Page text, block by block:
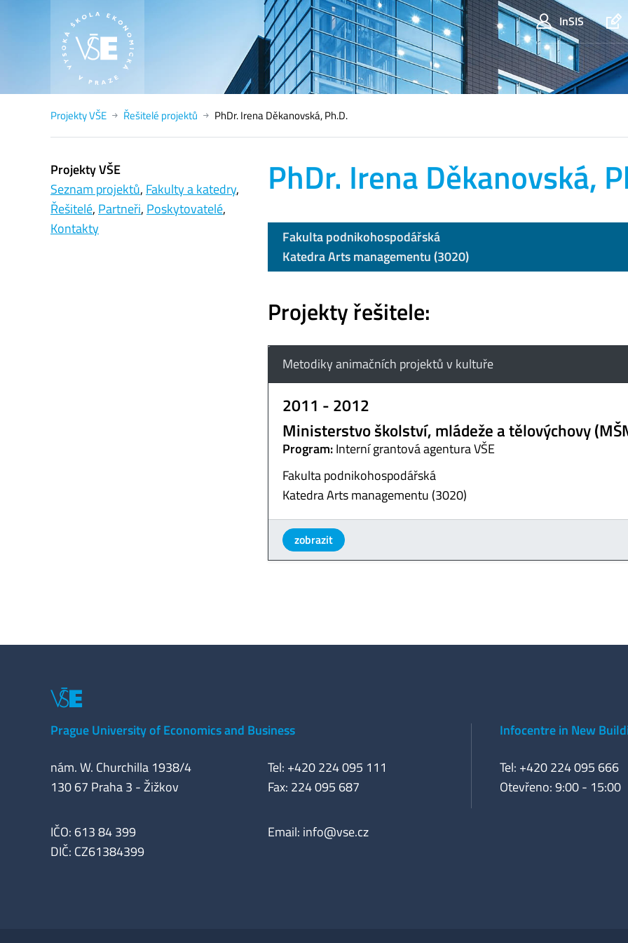
InSIS
Projekty VŠE Řešitelé projektů PhDr. Irena Děkanovská, Ph.D.
PhDr. Irena Děkanovská,
Fakulta podnikohospodářská
Katedra Arts managementu (3020)
Projekty řešitele:
Metodiky animačních projektů v kultuře
2011 - 2012
Ministerstvo školství, mládeže a tělovýchovy
Program:Interní grantová agentura VŠE
Fakulta podnikohospodářská
Katedra Arts managementu (3020)
zobrazit
Projekty VŠE
Seznam projektů, Fakulty a katedry,
Řešitelé, Partneři, Poskytovatelé,
Kontakty
Prague University of Economics and Business
nám. W. Churchilla 1938/4
130 67 Praha 3 - Žižkov
Tel: +420 224 095 111
Fax: 224 095 687
IČO: 613 84 399
DIČ: CZ61384399
Email: info@vse.cz
Infocentre in New
Tel: +420 224 095 666
Otevřeno: 9:00 - 15:00